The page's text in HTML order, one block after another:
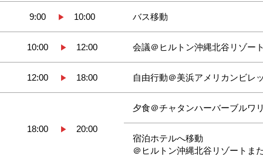
9:00 ▶ 10:00 バス移動
10:00 ▶ 12:00 会議＠ヒルトン沖縄北谷リゾー
12:00 ▶ 18:00 自由行動＠美浜アメリカンビレ
18:00 ▶ 20:00
夕食＠チャタンハーバーブルワ
宿泊ホテルへ移動
＠ヒルトン沖縄北谷リゾートま